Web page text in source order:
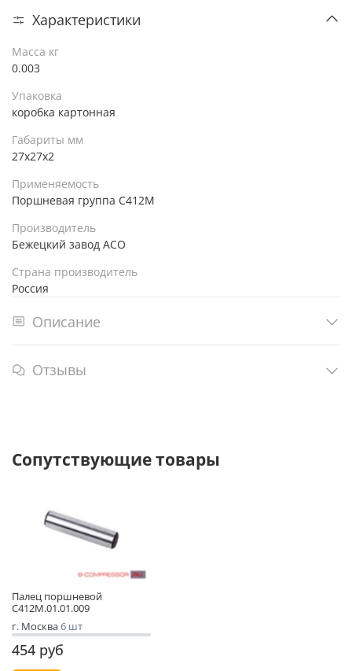
Характеристики
Масса кг
0.003
Упаковка
коробка картонная
Габариты мм
27х27х2
Применяемость
Поршневая группа С412М
Производитель
Бежецкий завод АСО
Страна производитель
Россия
Описание
Отзывы
Сопутствующие товары
Палец поршневой
С412М.01.01.009
г. Москва6 шт
454 руб